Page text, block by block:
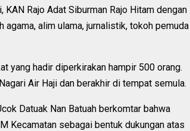
Rajo Adat Siburman Rajo Hitam dengan
agama, alim ulama, jurnalistik, tokoh pemuda
yang hadir diperkirakan hampir 500 orang.
Air Haji dan berakhir di tempat semula.
Datuak Nan Batuah berkomtar bahwa
Kecamatan sebagai bentuk dukungan atas